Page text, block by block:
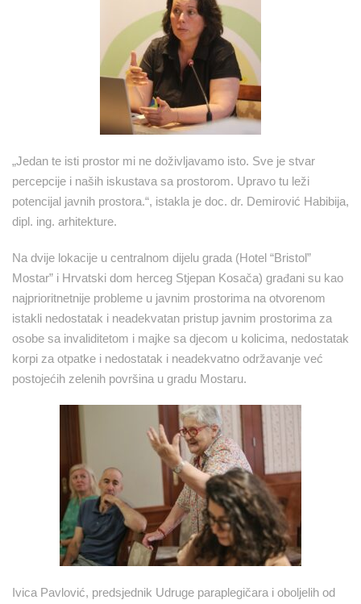
„Jedan te isti prostor mi ne doživljavamo isto. Sve je stvar
percepcije i naših iskustava sa prostorom. Upravo tu leži
potencijal javnih prostora.“, istakla je doc. dr. Demirović Habibija,
dipl. ing. arhitekture.
Na dvije lokacije u centralnom dijelu grada (Hotel “Bristol”
Mostar” i Hrvatski dom herceg Stjepan Kosača) građani su kao
najprioritnetnije probleme u javnim prostorima na otvorenom
istakli nedostatak i neadekvatan pristup javnim prostorima za
osobe sa invaliditetom i majke sa djecom u kolicima, nedostatak
korpi za otpatke i nedostatak i neadekvatno održavanje već
postojećih zelenih površina u gradu Mostaru.
Ivica Pavlović, predsjednik Udruge paraplegičara i oboljelih od